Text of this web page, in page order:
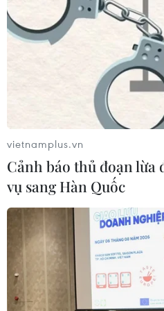
Từ hạt nhân đến eo
Hormuz: Đòn bẩy chiến
Xung đột Hamas-Israel:
chấp thuận kế hoạch về Dải
06/08/2026 03:45
Mỹ dỡ bỏ lệnh trừng phạt
hãng hàng không Iraq
06/08/2026 03:34
vietnamplus.vn
Cảnh báo thủ đoạn lừa
vụ sang Hàn Quốc